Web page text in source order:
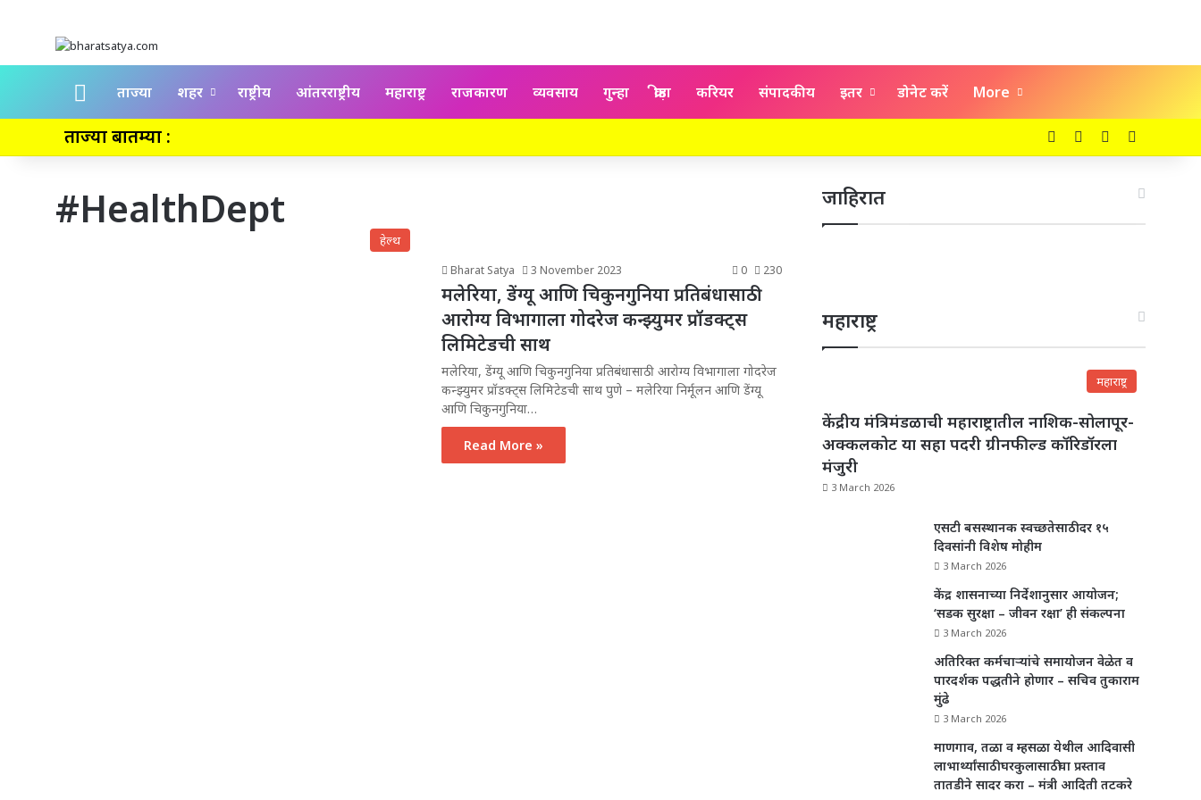
Homeताज्या शहर राष्ट्रीय आंतरराष्ट्रीय महाराष्ट्र राजकारण व्यवसाय गुन्हा क्रीड़ा करियर संपादकीय इतर डोनेट करें More
ताज्या बातम्या : Facebook YouTube
#HealthDept
हेल्थ
Bharat Satya 3 November 2023 0 230
मलेरिया, डेंग्यू आणि चिकुनगुनिया प्रतिबंधासाठी
आरोग्य विभागाला गोदरेज कन्झ्युमर प्रॉडक्ट्स
लिमिटेडची साथ
मलेरिया, डेंग्यू आणि चिकुनगुनिया प्रतिबंधासाठी आरोग्य विभागाला गोदरेज
कन्झ्युमर प्रॉडक्ट्स लिमिटेडची साथ पुणे – मलेरिया निर्मूलन आणि डेंग्यू
आणि चिकुनगुनिया…
Read More »
जाहिरात
महाराष्ट्र
महाराष्ट्र
केंद्रीय मंत्रिमंडळाची महाराष्ट्रातील नाशिक-सोलापूर-
अक्कलकोट या सहा पदरी ग्रीनफील्ड कॉरिडॉरला
मंजुरी
3 March 2026
एसटी बसस्थानक स्वच्छतेसाठी दर १५
दिवसांनी विशेष मोहीम
3 March 2026
केंद्र शासनाच्या निर्देशानुसार आयोजन;
‘सडक सुरक्षा – जीवन रक्षा’ ही संकल्पना
3 March 2026
अतिरिक्त कर्मचाऱ्यांचे समायोजन वेळेत व
पारदर्शक पद्धतीने होणार – सचिव तुकाराम
मुंढे
3 March 2026
माणगाव, तळा व म्हसळा येथील आदिवासी
लाभार्थ्यांसाठी घरकुलासाठीचा प्रस्ताव
तातडीने सादर करा – मंत्री आदिती तटकरे